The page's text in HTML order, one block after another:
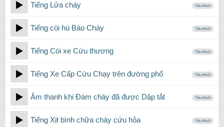
Tiếng Lửa cháy Yêu thích
Tiếng còi hú Báo Cháy Yêu thích
Tiếng Còi xe Cứu thương Yêu thích
Tiếng Xe Cấp Cứu Chạy trên đường phố Yêu thích
Âm thanh khi Đám cháy đã được Dập tắt Yêu thích
Tiếng Xịt bình chữa cháy cứu hỏa Yêu thích